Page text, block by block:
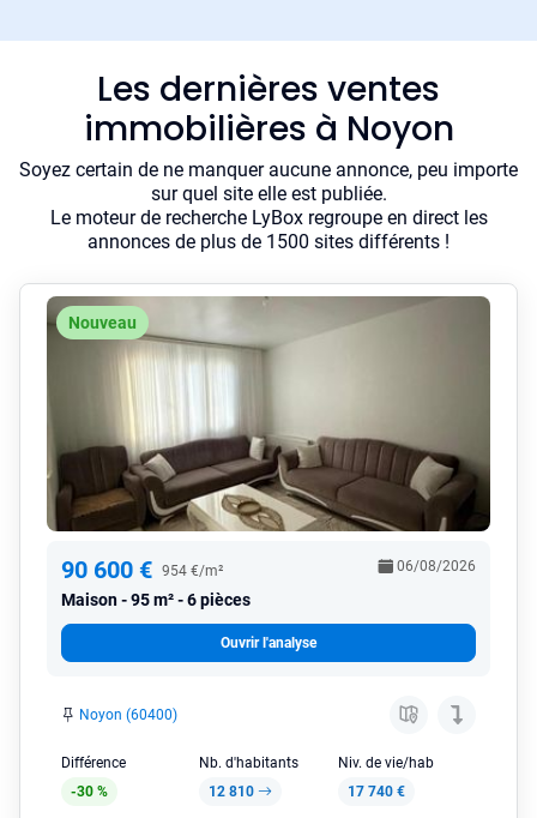
Les dernières ventes
immobilières à Noyon
Soyez certain de ne manquer aucune annonce, peu importe
sur quel site elle est publiée.
Le moteur de recherche LyBox regroupe en direct les
annonces de plus de 1500 sites différents !
Nouveau
90 600 € 954 €/m²
Maison 95 m² - 6 pièces
06/08/2026
Ouvrir l'analyse
Noyon (60400)
Différence
-30 %
Nb. d'habitants
12 810
Niv. de vie/hab
17 740 €